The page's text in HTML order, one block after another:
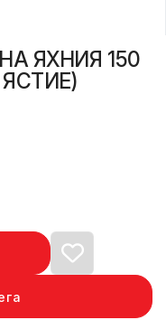
ЯХНИЯ 150